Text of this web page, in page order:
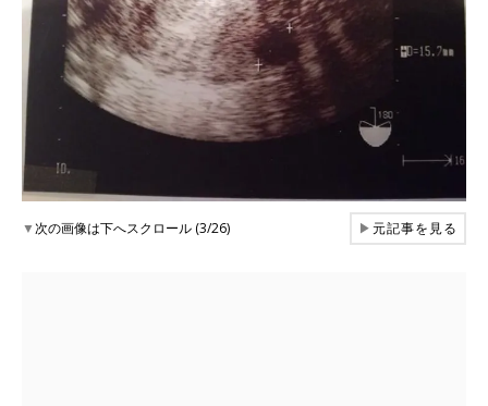
▼次の画像は下へスクロール (3/26) ▶元記事を見る